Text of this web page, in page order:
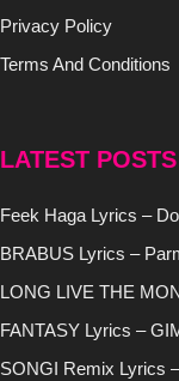
Privacy Policy
Terms And Conditions
LATEST POSTS
Feek Haga Lyrics –
BRABUS Lyrics –
LONG LIVE THE
FANTASY Lyrics –
SONGI Remix Lyrics